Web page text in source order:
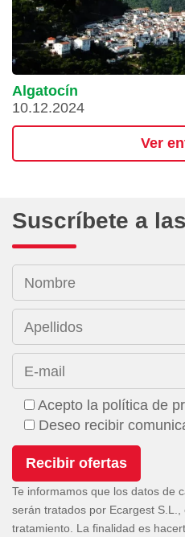
Algatocín
10.12.2024
Ver
Suscríbete a
Nombre
Apellidos
E-mail
Acepto la política de
Deseo recibir
Te informamos que los datos de
serán tratados por Ecargest
tratamiento. La finalidad es